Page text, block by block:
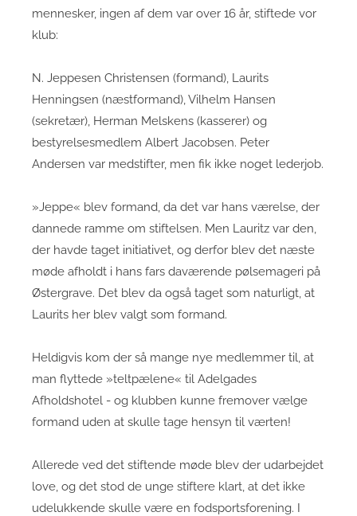
mennesker, ingen af dem var over 16 år, stiftede vor
klub:
N. Jeppesen Christensen (formand), Laurits
Henningsen (næstformand), Vilhelm Hansen
(sekretær), Herman Melskens (kasserer) og
bestyrelsesmedlem Albert Jacobsen. Peter
Andersen var medstifter, men fik ikke noget lederjob.
»Jeppe« blev formand, da det var hans værelse, der
dannede ramme om stiftelsen. Men Lauritz var den,
der havde taget initiativet, og derfor blev det næste
møde afholdt i hans fars daværende pølsemageri på
Østergrave. Det blev da også taget som naturligt, at
Laurits her blev valgt som formand.
Heldigvis kom der så mange nye medlemmer til, at
man flyttede »teltpælene« til Adelgades
Afholdshotel - og klubben kunne fremover vælge
formand uden at skulle tage hensyn til værten!
Allerede ved det stiftende møde blev der udarbejdet
love, og det stod de unge stiftere klart, at det ikke
udelukkende skulle være en fodsportsforening. I